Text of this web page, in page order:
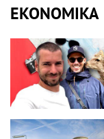
EKONOMIKA